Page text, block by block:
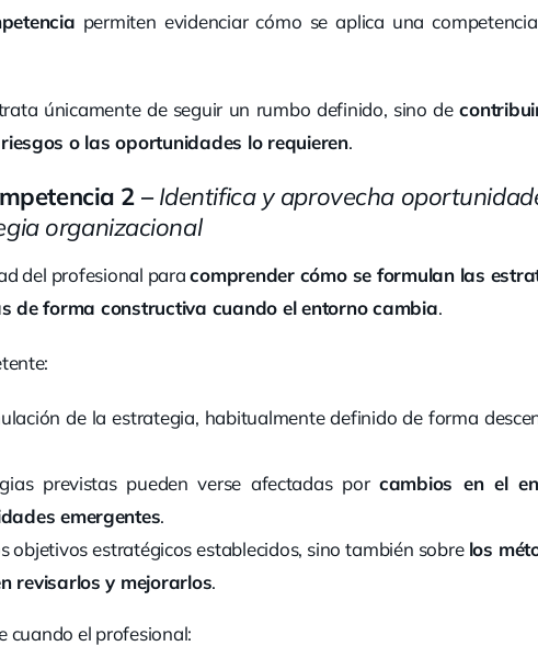
permiten evidenciar cómo se aplica una
únicamente de seguir un rumbo definido, sino de
o las oportunidades lo requieren.
2 – Identifica y aprovecha
organizacional
del profesional paracomprender cómo se formulan las
de forma constructiva cuando el entorno cambia.
de la estrategia, habitualmente definido de forma
previstas pueden verse afectadas por cambios en el
emergentes.
objetivos estratégicos establecidos, sino también sobre los
revisarlos y mejorarlos.
cuando el profesional: